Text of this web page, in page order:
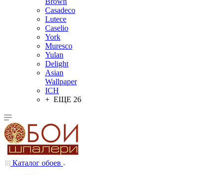
Casadeco
Lutece
Caselio
York
Muresco
Yulan
Delight
Asian
Wallpaper
ICH
+ ЕЩЕ 26
Каталог обоев